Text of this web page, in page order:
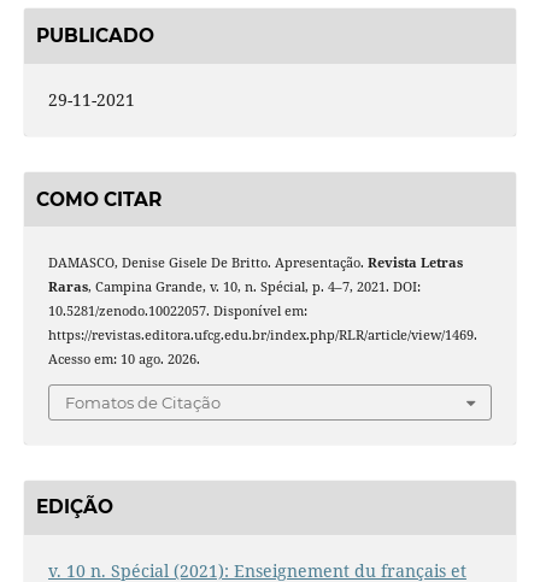
PUBLICADO
29-11-2021
COMO CITAR
DAMASCO, Denise Gisele De Britto. Apresentação. Revista Letras
Raras, Campina Grande, v. 10, n. Spécial, p. 4–7, 2021. DOI:
10.5281/zenodo.10022057. Disponível em:
https://revistas.editora.ufcg.edu.br/index.php/RLR/article/view/1469.
Acesso em: 10 ago. 2026.
Fomatos de Citação
EDIÇÃO
v. 10 n. Spécial (2021): Enseignement du français et